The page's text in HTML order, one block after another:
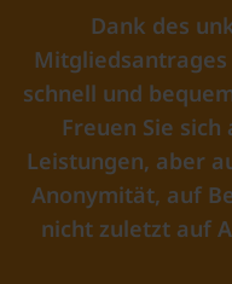
Dank des
schnell und
Freuen Sie
Leistungen, aber
Anonymität, auf
nicht zuletzt auf